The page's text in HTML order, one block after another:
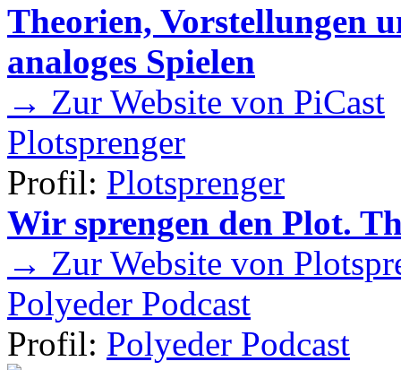
Theorien, Vorstellungen
analoges Spielen
→ Zur Website von PiCast
Plotsprenger
Profil: Plotsprenger
Wir sprengen den Plot.
→ Zur Website von
Polyeder Podcast
Profil: Polyeder Podcast